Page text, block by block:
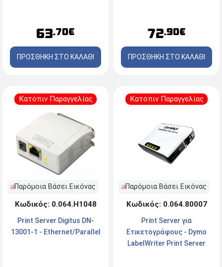
63.70€
ΠΡΟΣΘΗΚΗ ΣΤΟ ΚΑΛΑΘΙ
72.90€
ΠΡΟΣΘΗΚΗ ΣΤΟ ΚΑΛΑΘΙ
Κατόπιν Παραγγελίας
Παρόμοια Βάσει Εικόνας
Κωδικός: 0.064.Η1048
Print Server Digitus DN-
13001-1 - Ethernet/Parallel
Κατόπιν Παραγγελίας
Παρόμοια Βάσει Εικόνας
Κωδικός: 0.064.80007
Print Server για
Ετικετογράφους - Dymo
LabelWriter Print Server